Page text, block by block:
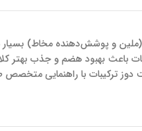
(ملین و پوشش‌دهنده مخاط) بسیار
باعث بهبود هضم و جذب بهتر
دوز ترکیبات با راهنمایی